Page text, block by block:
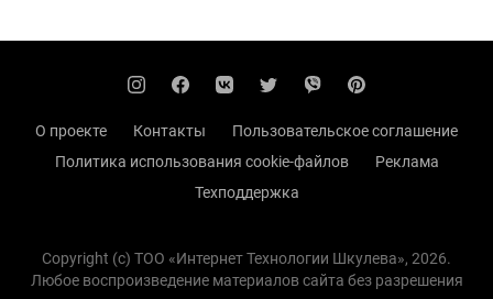
О проекте Контакты
Пользовательское соглашение
Политика использования cookie-файлов
Реклама
Техподдержка
Copyright (с) TOO «Интернет Технологии Шкулева», 2026.
Любое воспроизведение материалов сайта без разрешения